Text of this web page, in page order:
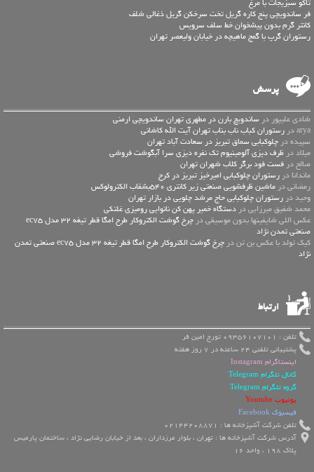
تاکو سبزیجات با مرغ
فر ساندویچی پنج کاره گریل تخت سرخکن گریل ذغالی شلف
کانتر گرم بدون پیشخوان خط سلف سرویس
رستوران گرپ با گمج ماهیچه در خیابان ولیعصر تهران
پرسش
شادی علیپور در ساندویچ بارن در مطهری تهران ساندویچی ارمنی
arya در
رستوران کباب ناب بناب تهران آیت الله کاشانی
سپیده در چلوکبابی سماق تبریز در سعادت آباد تهران
میلاد در ظرف دیزی آلومینیوم تک نفره دیزی سرا آبگوشت فروشی
صالح در فست فود برگر کلاب شهران تهران
ماندانا در رستوران چلوکبابی امیرخیز تبریز در کرج
رمضانی در ماشین ظرفشویی صنعتی زیر کانتری 540بشقاب الکترولوکس
وحید در رستوران چلوکبابی حاج مرشد چلویی در بازار تهران
محمد شفیق میرزایی در دستگاه خمیر پهن کن نانوایی رومیزی غلتکی
عكس اللي شايفينها بدون موسيقى در
چرخ گوشت الکتروکار طرح امگا قطر تیغه 32 مدل ec75
صنعتی تمدن نژاد
کیک تولد با عکس بن تن در
چرخ گوشت الکتروکار طرح امگا قطر تیغه 32 مدل ec75 صنعتی تمدن
نژاد
ارتباط
تلفن : 09356107101 تورج امین فر
پشتیبانی تلفنی 24 ساعته در 7 روز هفته
اینستاگرام Instagram
کانال تلگرام Telegram
گروه تلگرام Telegram
یوتیوب Youtube
فیسبوک Facebook
تلفن شرکت آشپزخانه ها : 02144208871
آدرس شرکت آشپزخانه ها : تهران ، بلوار مرزداران ، بعد از خیابان رضایی نژاد ، ساختمان پارمیس
پلاک 198 ، واحد 16